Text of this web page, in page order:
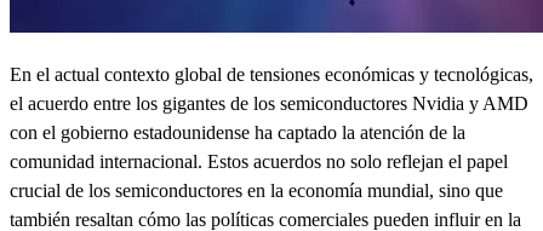
En el actual contexto global de tensiones económicas y tecnológicas,
el acuerdo entre los gigantes de los semiconductores Nvidia y AMD
con el gobierno estadounidense ha captado la atención de la
comunidad internacional. Estos acuerdos no solo reflejan el papel
crucial de los semiconductores en la economía mundial, sino que
también resaltan cómo las políticas comerciales pueden influir en la